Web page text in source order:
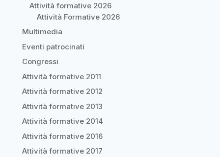
Attività formative 2026
Attività Formative 2026
Multimedia
Eventi patrocinati
Congressi
Attività formative 2011
Attività formative 2012
Attività formative 2013
Attività formative 2014
Attività formative 2016
Attività formative 2017